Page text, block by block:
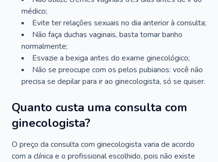
médico;
Evite ter relações sexuais no dia anterior à consulta;
Não faça duchas vaginais, basta tomar banho
normalmente;
Esvazie a bexiga antes do exame ginecológico;
Não se preocupe com os pelos pubianos: você não
precisa se depilar para ir ao ginecologista, só se quiser.
Quanto custa uma consulta com
ginecologista?
O preço da consulta com ginecologista varia de acordo
com a clínica e o profissional escolhido, pois não existe